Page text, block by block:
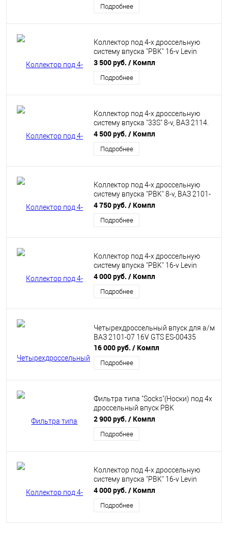
Подробнее
Коллектор под 4-х дроссельную
систему впуска "PBK" 16-v Levin
Silver Top горизонтальный
3 500 руб. / Компл
Подробнее
Коллектор под 4-х дроссельную
систему впуска "33S" 8-v, ВАЗ 2114.
Levin Black Top
4 500 руб. / Компл
Подробнее
Коллектор под 4-х дроссельную
систему впуска "PBK" 8-v, ВАЗ 2101-
07 Levin Black Top
4 750 руб. / Компл
Подробнее
Коллектор под 4-х дроссельную
систему впуска "PBK" 16-v Levin
Silver Top горизонтальный с рампой
4 000 руб. / Компл
Подробнее
Четырехдроссельный впуск для а/м
ВАЗ 2101-07 16V GTS ES-00435
16 000 руб. / Компл
Подробнее
Фильтра типа "Socks"(Носки) под 4х
дроссельный впуск PBK
однослойные
2 900 руб. / Компл
Подробнее
Коллектор под 4-х дроссельную
систему впуска "PBK" 16-v Levin
Black Top горизонтальный
4 000 руб. / Компл
Подробнее